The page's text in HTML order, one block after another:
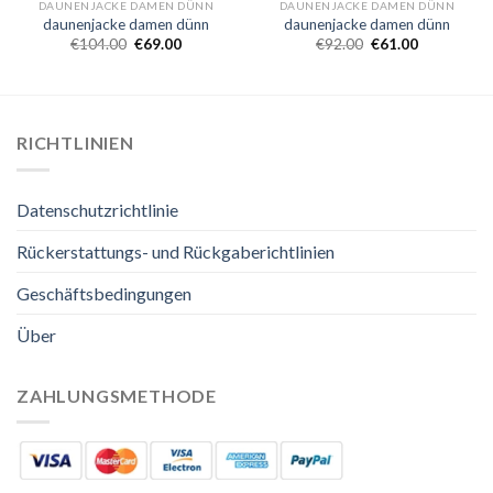
DAUNENJACKE DAMEN DÜNN
daunenjacke damen dünn
€104.00 €69.00
DAUNENJACKE DAMEN DÜNN
daunenjacke damen dünn
€92.00 €61.00
RICHTLINIEN
Datenschutzrichtlinie
Rückerstattungs- und Rückgaberichtlinien
Geschäftsbedingungen
Über
ZAHLUNGSMETHODE